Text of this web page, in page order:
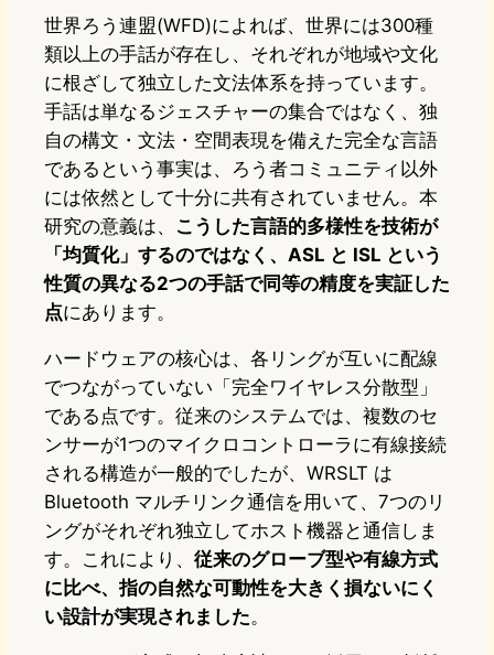
世界ろう連盟(WFD)によれば、世界には300種
類以上の手話が存在し、それぞれが地域や文化
に根ざして独立した文法体系を持っています。
手話は単なるジェスチャーの集合ではなく、独
自の構文・文法・空間表現を備えた完全な言語
であるという事実は、ろう者コミュニティ以外
には依然として十分に共有されていません。本
研究の意義は、 こうした言語的多様性を技術が
「均質化」するのではなく、ASL と ISL という
性質の異なる2つの手話で同等の精度を実証した
点にあります。
ハードウェアの核心は、各リングが互いに配線
でつながっていない「完全ワイヤレス分散型」
である点です。従来のシステムでは、複数のセ
ンサーが1つのマイクロコントローラに有線接続
される構造が一般的でしたが、WRSLT は
Bluetooth マルチリンク通信を用いて、7つのリ
ングがそれぞれ独立してホスト機器と通信しま
す。これにより、 従来のグローブ型や有線方式
に比べ、指の自然な可動性を大きく損ないにく
い設計が実現されました。